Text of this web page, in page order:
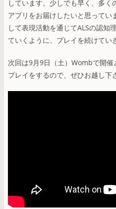
しています。少しでも早く、多
アプリをお届けしたいと思ってい
して表現活動を通じてALSの認知
ていくように、プレイを続けてい
次回は9月9日（土）Wombで開催
プレイをするので、ぜひお越し下